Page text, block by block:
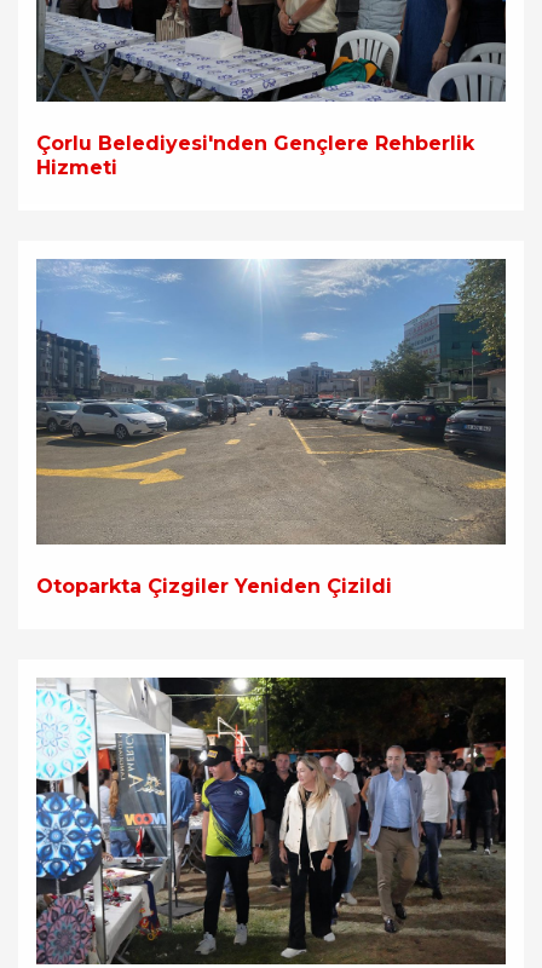
Çorlu Belediyesi'nden Gençlere Rehberlik
Hizmeti
Otoparkta Çizgiler Yeniden Çizildi